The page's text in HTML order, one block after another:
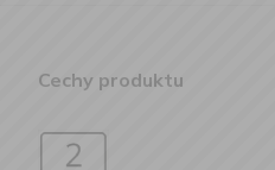
Cechy produktu